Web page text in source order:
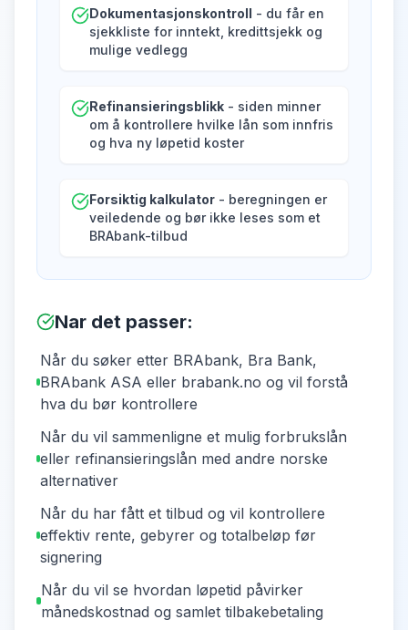
Dokumentasjonskontroll - du får en
sjekkliste for inntekt, kredittsjekk og
mulige vedlegg
Refinansieringsblikk - siden minner
om å kontrollere hvilke lån som innfris
og hva ny løpetid koster
Forsiktig kalkulator - beregningen er
veiledende og bør ikke leses som et
BRAbank-tilbud
Nar det passer:
Når du søker etter BRAbank, Bra Bank,
BRAbank ASA eller brabank.no og vil forstå
hva du bør kontrollere
Når du vil sammenligne et mulig forbrukslån
eller refinansieringslån med andre norske
alternativer
Når du har fått et tilbud og vil kontrollere
effektiv rente, gebyrer og totalbeløp før
signering
Når du vil se hvordan løpetid påvirker
månedskostnad og samlet tilbakebetaling